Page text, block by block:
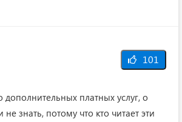
101
платных услуг, о
знать, потому что кто читает эти